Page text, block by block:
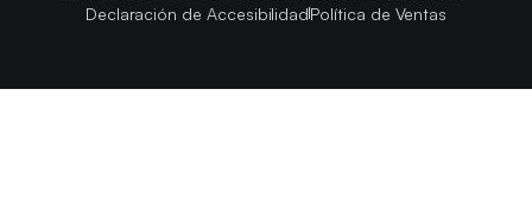
Declaración de AccesibilidadPolítica de Ventas